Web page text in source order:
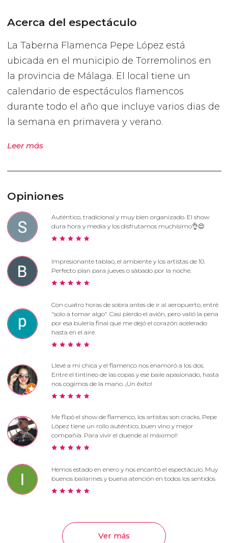
Acerca del espectáculo
La Taberna Flamenca Pepe López está
ubicada en el municipio de Torremolinos en
la provincia de Málaga. El local tiene un
calendario de espectáculos flamencos
durante todo el año que incluye varios dias de
la semana en primavera y verano.
Leer más
Opiniones
Auténtico, tradicional y muy bien organizado. El show
dura hora y media y los disfrutamos muchísimo👌😌
Impresionante tablao, el ambiente y los artistas de 10.
Perfecto plan para jueves o sábado por la noche.
Con cuatro horas de sobra antes de ir al aeropuerto, entré
"solo a tomar algo". Casi pierdo el avión, pero valió la pena
por esa bulería final que me dejó el corazón acelerado
hasta en el aire.
Llevé a mi chica y el flamenco nos enamoró a los dos.
Entre el tintineo de las copas y ese baile apasionado, hasta
nos cogimos de la mano. ¡Un éxito!
Me flipó el show de flamenco, los artistas son cracks. Pepe
López tiene un rollo auténtico, buen vino y mejor
compañía. Para vivir el duende al máximo!!
Hemos estado en enero y nos encantó el espectáculo. Muy
buenos bailarines y buena atención en todos los sentidos
Ver más